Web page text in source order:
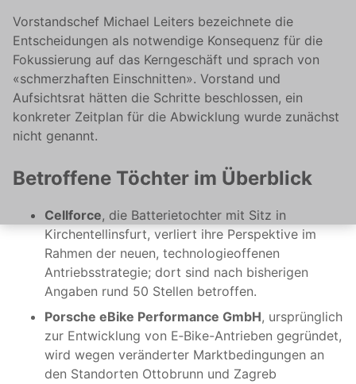
Vorstandschef Michael Leiters bezeichnete die
Entscheidungen als notwendige Konsequenz für die
Fokussierung auf das Kerngeschäft und sprach von
«schmerzhaften Einschnitten». Vorstand und
Aufsichtsrat hätten die Schritte beschlossen, ein
konkreter Zeitplan für die Abwicklung wurde zunächst
nicht genannt.
Betroffene Töchter im Überblick
Cellforce, die Batterietochter mit Sitz in
Kirchentellinsfurt, verliert ihre Perspektive im
Rahmen der neuen, technologieoffenen
Antriebsstrategie; dort sind nach bisherigen
Angaben rund 50 Stellen betroffen.
Porsche eBike Performance GmbH, ursprünglich
zur Entwicklung von E‑Bike-Antrieben gegründet,
wird wegen veränderter Marktbedingungen an
den Standorten Ottobrunn und Zagreb